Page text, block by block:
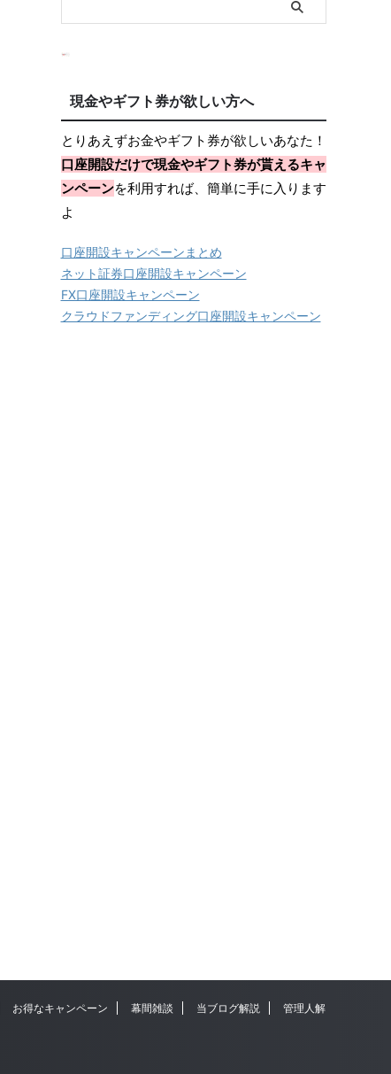
現金やギフト券が欲しい方へ
とりあえずお金やギフト券が欲しいあなた！
口座開設だけで現金やギフト券が貰えるキャ
ンペーンを利用すれば、簡単に手に入ります
よ
口座開設キャンペーンまとめ
ネット証券口座開設キャンペーン
FX口座開設キャンペーン
クラウドファンディング口座開設キャンペーン
お得なキャンペーン 幕間雑談 当ブログ解説
管理人解